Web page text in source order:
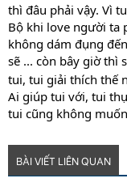
thì đâu phải vậy. Vì
Bộ khi love người ta
không dám đụng
sẽ ... còn bây giờ thì
tui, tui giải thích thế
Ai giúp tui với, tui
tui cũng không
BÀI VIẾT LIÊN QUAN